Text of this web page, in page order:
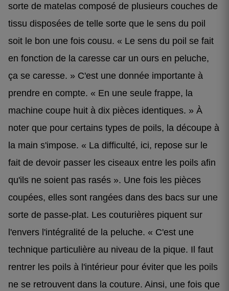
sorte de matelas composé de plusieurs couches de
tissu disposées de telle sorte que le sens du poil
soit le bon une fois cousu. « Le sens du poil se fait
en fonction de la caresse car un ours en peluche,
ça se caresse. » C'est une donnée importante à
prendre en compte. « En une seule frappe, la
machine coupe huit à dix pièces identiques. » À
noter que pour certains types de poils, la découpe à
la main s'impose. « La difficulté, ici, repose sur le
fait de devoir passer les ciseaux entre les poils afin
qu'ils ne soient pas rasés ». Une fois les pièces
coupées, elles sont rangées dans des bacs sur une
sorte de passe-plat. Les couturières piquent sur
l'envers l'intégralité de la peluche. « C'est une
technique particulière au niveau de la pique. Il faut
rentrer les poils à l'intérieur pour éviter que les poils
ne se retrouvent dans la couture. Ainsi, une fois que